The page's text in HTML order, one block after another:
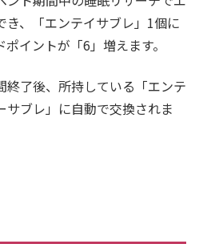
き、「エンテイサブレ」1個に
イントが「6」増えます。
終了後、所持している「エンテ
ブレ」に自動で交換されま